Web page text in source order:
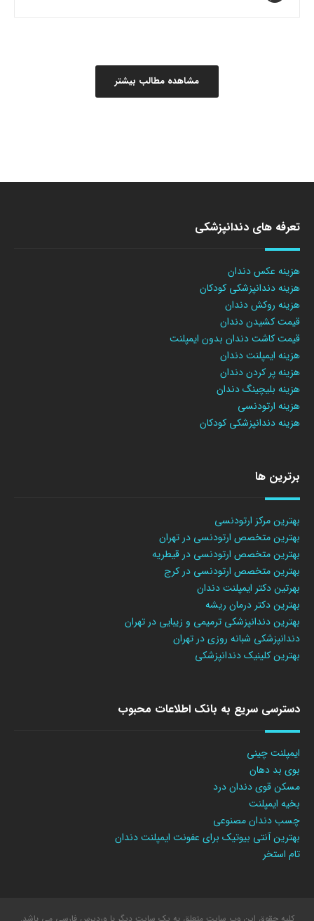
مشاهده مطالب بیشتر
تعرفه های دندانپزشکی
هزینه عکس دندان
هزینه دندانپزشکی کودکان
هزینه روکش دندان
قیمت کشیدن دندان
قیمت کاشت دندان بدون ایمپلنت
هزینه ایمپلنت دندان
هزینه پر کردن دندان
هزینه بلیچینگ دندان
هزینه ارتودنسی
هزینه دندانپزشکی کودکان
برترین ها
بهترین مرکز ارتودنسی
بهترین متخصص ارتودنسی در تهران
بهترین متخصص ارتودنسی در قیطریه
بهترین متخصص ارتودنسی در کرج
بهرتین دکتر ایمپلنت دندان
بهترین دکتر درمان ریشه
بهترین دندانپزشکی ترمیمی و زیبایی در تهران
دندانپزشکی شبانه روزی در تهران
بهترین کلینیک دندانپزشکی
دسترسی سریع به بانک اطلاعات محبوب
ایمپلنت چینی
بوی بد دهان
مسکن قوی دندان درد
بخیه ایمپلنت
چسب دندان مصنوعی
بهترین آنتی بیوتیک برای عفونت ایمپلنت دندان
تام استخر